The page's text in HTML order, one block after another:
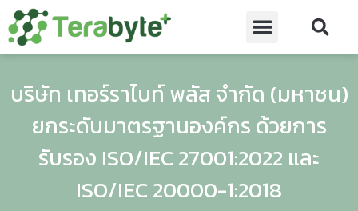
บริษัท เทอร์ราไบท์ พลัส จำกัด (มหาชน)
ยกระดับมาตรฐานองค์กร ด้วยการ
รับรอง ISO/IEC 27001:2022 และ
ISO/IEC 20000-1:2018